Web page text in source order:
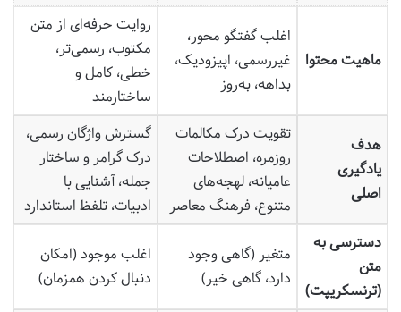
ماهیت محتوا
اغلب گفتگو محور،
غیررسمی، اپیزودیک،
بداهه، به‌روز
روایت حرفه‌ای از متن
مکتوب، رسمی‌تر،
خطی، کامل و
ساختارمند
هدف
یادگیری
اصلی
تقویت درک مکالمات
روزمره، اصطلاحات
عامیانه، لهجه‌های
متنوع، فرهنگ معاصر
گسترش واژگان رسمی،
درک گرامر و ساختار
جمله، آشنایی با
ادبیات، تلفظ استاندارد
دسترسی به
متن
(ترنسکریپت)
متغیر (گاهی وجود
دارد، گاهی خیر)
اغلب موجود (امکان
دنبال کردن همزمان)